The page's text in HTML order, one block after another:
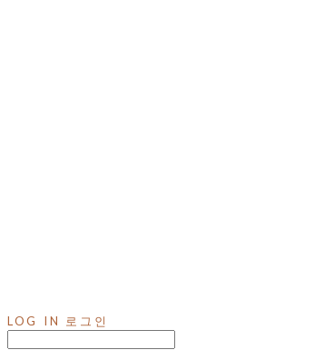
LOG IN 로그인